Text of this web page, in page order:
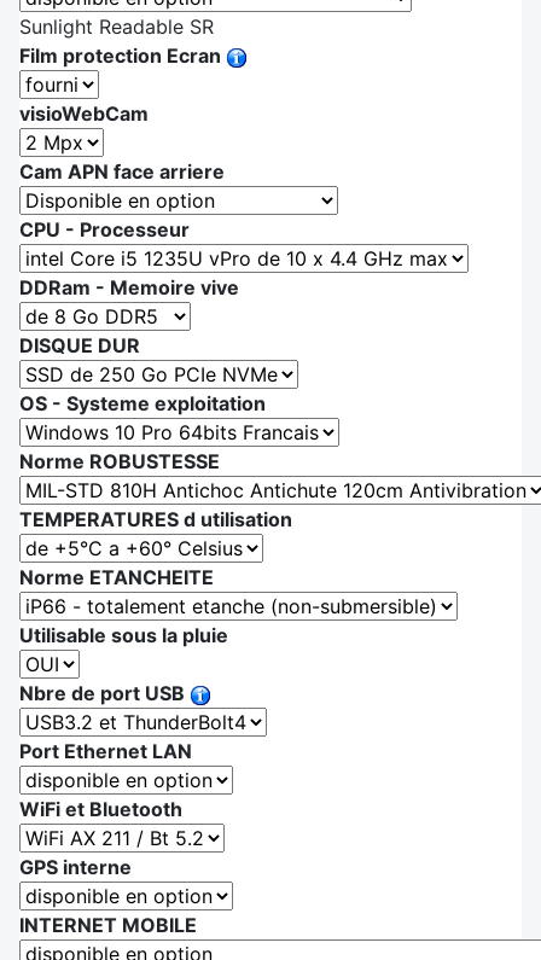
Sunlight Readable SR
Film protection Ecran
visioWebCam
Cam APN face arriere
CPU - Processeur
DDRam - Memoire vive
DISQUE DUR
OS - Systeme exploitation
Norme ROBUSTESSE
TEMPERATURES d utilisation
Norme ETANCHEITE
Utilisable sous la pluie
Nbre de port USB
Port Ethernet LAN
WiFi et Bluetooth
GPS interne
INTERNET MOBILE